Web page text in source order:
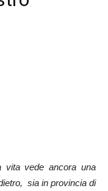
vita vede ancora una
sia in provincia di